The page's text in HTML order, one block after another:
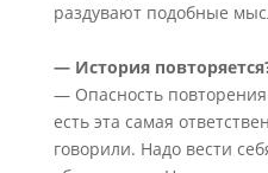
раздувают подобные
— История
— Опасность повторения
есть эта самая
говорили. Надо вести